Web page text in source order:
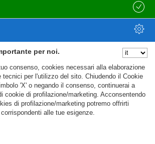
Privacy policy
Cookie policy
per noi.
consenso, cookies necessari alla elaborazione
per l'utilizzo del sito. Chiudendo il Cookie
'X' o negando il consenso, continuerai a
cookie di profilazione/marketing. Acconsentendo
di profilazione/marketing potremo offrirti
alle tue esigenze.